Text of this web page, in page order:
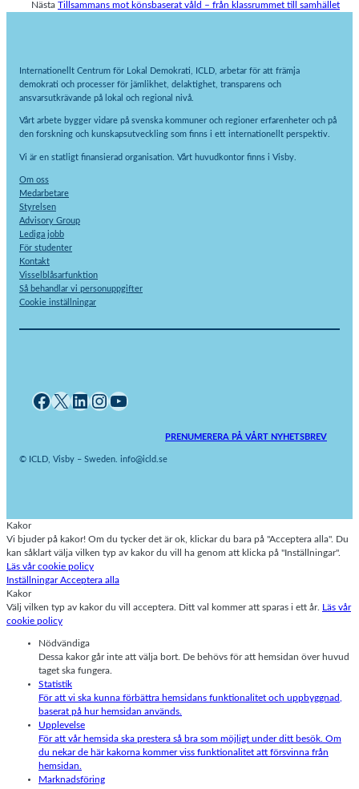
Nästa Tillsammans mot könsbaserat våld – från klassrummet till samhället
Internationellt Centrum för Lokal Demokrati, ICLD, arbetar för att främja
demokrati och processer för jämlikhet, delaktighet, transparens och
ansvarsutkrävande på lokal och regional nivå.
Vårt arbete bygger vidare på svenska kommuner och regioner erfarenheter och på
den forskning och kunskapsutveckling som finns i ett internationellt perspektiv.
Vi är en statligt finansierad organisation. Vårt huvudkontor finns i Visby.
Om oss
Medarbetare
Styrelsen
Advisory Group
Lediga jobb
För studenter
Kontakt
Visselblåsarfunktion
Så behandlar vi personuppgifter
Cookie inställningar
Facebook X LinkedIn InstagramYouTube
PRENUMERERA PÅ VÅRT NYHETSBREV
© ICLD, Visby – Sweden. info@icld.se
Kakor
Vi bjuder på kakor! Om du tycker det är ok, klickar du bara på "Acceptera alla". Du
kan såklart välja vilken typ av kakor du vill ha genom att klicka på "Inställningar".
Läs vår cookie policy
InställningarAcceptera alla
Kakor
Välj vilken typ av kakor du vill acceptera. Ditt val kommer att sparas i ett år.
Läs vår
cookie policy
Nödvändiga
Dessa kakor går inte att välja bort. De behövs för att hemsidan över huvud
taget ska fungera.
Statistik
För att vi ska kunna förbättra hemsidans funktionalitet och uppbyggnad,
baserat på hur hemsidan används.
Upplevelse
För att vår hemsida ska prestera så bra som möjligt under ditt besök. Om
du nekar de här kakorna kommer viss funktionalitet att försvinna från
hemsidan.
Marknadsföring